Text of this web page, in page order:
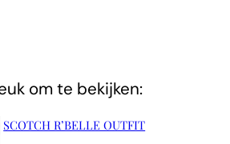
om te bekijken:
SCOTCH R’BELLE OUTFIT